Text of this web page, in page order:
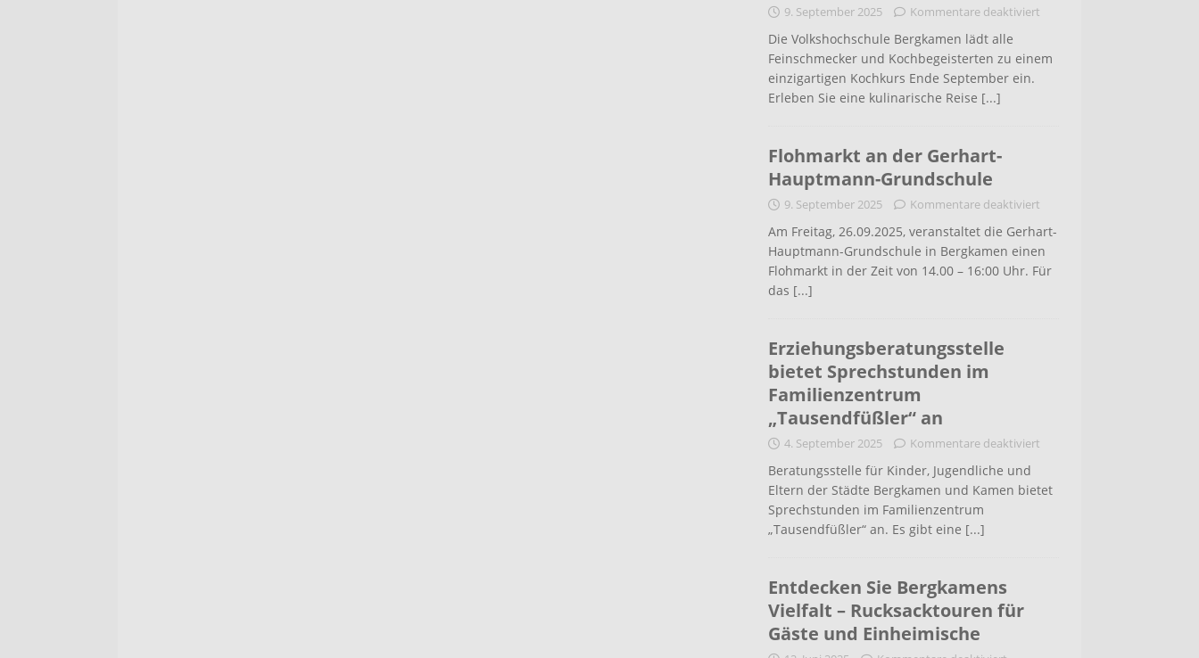
9. September 2025 Kommentare deaktiviert
Die Volkshochschule Bergkamen lädt alle
Feinschmecker und Kochbegeisterten zu einem
einzigartigen Kochkurs Ende September ein.
Erleben Sie eine kulinarische Reise [...]
Flohmarkt an der Gerhart-
Hauptmann-Grundschule
9. September 2025 Kommentare deaktiviert
Am Freitag, 26.09.2025, veranstaltet die Gerhart-
Hauptmann-Grundschule in Bergkamen einen
Flohmarkt in der Zeit von 14.00 – 16:00 Uhr. Für
das [...]
Erziehungsberatungsstelle
bietet Sprechstunden im
Familienzentrum
„Tausendfüßler“ an
4. September 2025 Kommentare deaktiviert
Beratungsstelle für Kinder, Jugendliche und
Eltern der Städte Bergkamen und Kamen bietet
Sprechstunden im Familienzentrum
„Tausendfüßler“ an. Es gibt eine [...]
Entdecken Sie Bergkamens
Vielfalt – Rucksacktouren für
Gäste und Einheimische